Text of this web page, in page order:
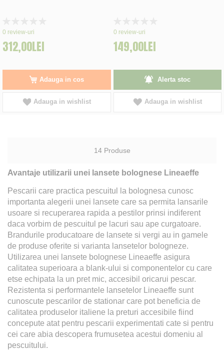
0%
0 review-uri
312,00LEI
Adauga in cos
Adauga in wishlist
0%
0 review-uri
149,00LEI
Alerta stoc
Adauga in wishlist
14Produse
Avantaje utilizarii unei lansete bolognese Lineaeffe
Pescarii care practica pescuitul la bolognesa cunosc
importanta alegerii unei lansete care sa permita lansarile
usoare si recuperarea rapida a pestilor prinsi indiferent
daca vorbim de pescuitul pe lacuri sau ape curgatoare.
Brandurile producatoare de lansete si vergi au in gamele
de produse oferite si varianta lansetelor bologneze.
Utilizarea unei lansete bolognese Lineaeffe asigura
calitatea superioara a blank-ului si componentelor cu care
etse echipata la un pret mic, accesibil oricarui pescar.
Rezistenta si performantele lansetelor Lineaeffe sunt
cunoscute pescarilor de stationar care pot beneficia de
calitatea produselor italiene la preturi accesibile fiind
concepute atat pentru pescarii experimentati cate si pentru
cei care abia descopera frumusetea acestui domeniu al
pescuitului.